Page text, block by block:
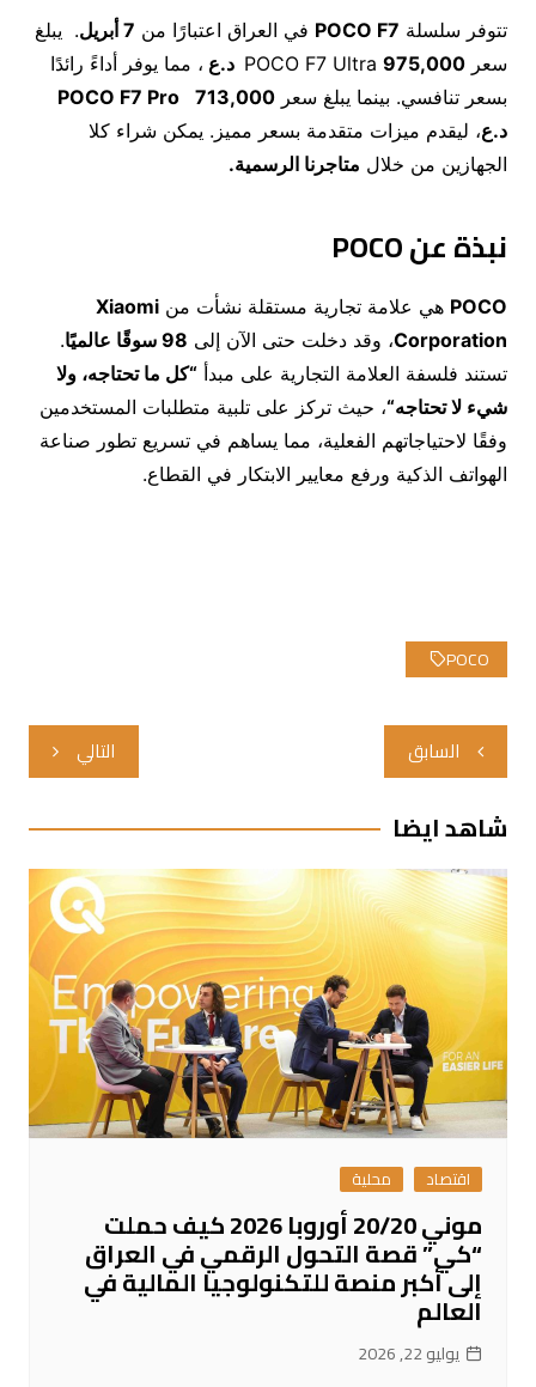
تتوفر سلسلة POCO F7 في العراق اعتبارًا من 7 أبريل. يبلغ
سعر POCO F7 Ultra 975,000 د.ع ، مما يوفر أداءً رائدًا
بسعر تنافسي. بينما يبلغ سعر
POCO F7 Pro
713,000
د.ع، ليقدم ميزات متقدمة بسعر مميز. يمكن شراء كلا
الجهازين من خلال متاجرنا الرسمية.
نبذة عن
POCO هي علامة تجارية مستقلة نشأت من Xiaomi
Corporation، وقد دخلت حتى الآن إلى 98 سوقًا عالميًا.
تستند فلسفة العلامة التجارية على مبدأ “كل ما تحتاجه، ولا
شيء لا تحتاجه“، حيث تركز على تلبية متطلبات المستخدمين
وفقًا لاحتياجاتهم الفعلية، مما يساهم في تسريع تطور صناعة
الهواتف الذكية ورفع معايير الابتكار في القطاع.
POCO
تصفّح
المقالات
السابق التالي
شاهد ايضا
اقتصاد محلية
موني 20/20 أوروبا 2026 كيف حملت
“كي” قصة التحول الرقمي في العراق
إلى أكبر منصة للتكنولوجيا المالية في
العالم
يوليو 22, 2026